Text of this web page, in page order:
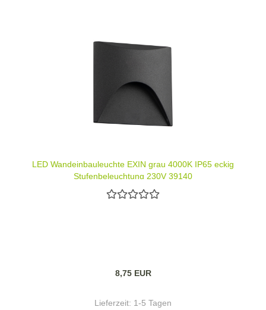
LED Wandeinbauleuchte EXIN grau 4000K IP65 eckig
Stufenbeleuchtung 230V 39140
8,75 EUR
Lieferzeit: 1-5 Tagen